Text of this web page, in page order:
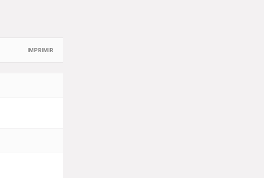
IMPRIMIR